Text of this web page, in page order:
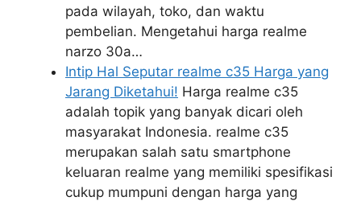
pada wilayah, toko, dan waktu
pembelian. Mengetahui harga realme
narzo 30a…
Intip Hal Seputar realme c35 Harga yang
Jarang Diketahui! Harga realme c35
adalah topik yang banyak dicari oleh
masyarakat Indonesia. realme c35
merupakan salah satu smartphone
keluaran realme yang memiliki spesifikasi
cukup mumpuni dengan harga yang